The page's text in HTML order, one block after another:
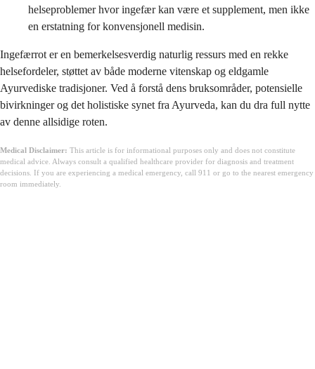
helseproblemer hvor ingefær kan være et supplement, men ikke
en erstatning for konvensjonell medisin.
Ingefærrot er en bemerkelsesverdig naturlig ressurs med en rekke
helsefordeler, støttet av både moderne vitenskap og eldgamle
Ayurvediske tradisjoner. Ved å forstå dens bruksområder, potensielle
bivirkninger og det holistiske synet fra Ayurveda, kan du dra full nytte
av denne allsidige roten.
Medical Disclaimer: This article is for informational purposes only and does not constitute
medical advice. Always consult a qualified healthcare provider for diagnosis and treatment
decisions. If you are experiencing a medical emergency, call 911 or go to the nearest emergency
room immediately.